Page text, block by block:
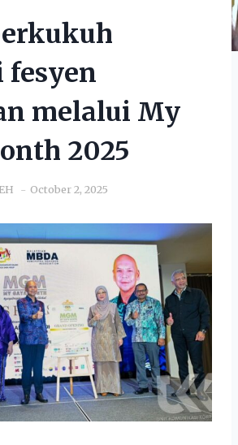
melalui My
2025
October 2, 2025